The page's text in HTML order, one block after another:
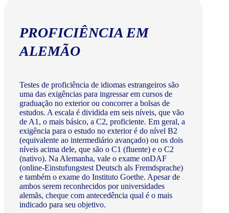
PROFICIÊNCIA EM
ALEMÃO
Testes de proficiência de idiomas estrangeiros são
uma das exigências para ingressar em cursos de
graduação no exterior ou concorrer a bolsas de
estudos. A escala é dividida em seis níveis, que vão
de A1, o mais básico, a C2, proficiente. Em geral, a
exigência para o estudo no exterior é do nível B2
(equivalente ao intermediário avançado) ou os dois
níveis acima dele, que são o C1 (fluente) e o C2
(nativo). Na Alemanha, vale o exame onDAF
(online-Einstufungstest Deutsch als Fremdsprache)
e também o exame do Instituto Goethe. Apesar de
ambos serem reconhecidos por universidades
alemãs, cheque com antecedência qual é o mais
indicado para seu objetivo.